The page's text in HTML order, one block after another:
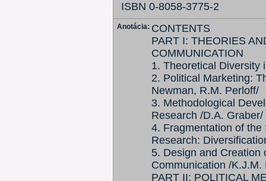
ISBN 0-8058-3775-2
Anotácia: CONTENTS
PART I: THEORIES
COMMUNICATION
1. Theoretical Diversity
2. Political Marketing:
Newman, R.M. Perloff/
3. Methodological
Research /D.A. Graber/
4. Fragmentation of
Research:
5. Design and Creation
Communication /K.J.M.
PART II: POLITICAL